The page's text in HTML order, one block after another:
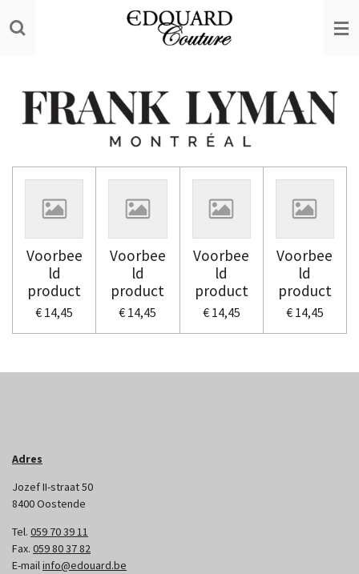
direct
hoofdinhoud
Voorbee
ld
product
€ 14,45
Voorbee
ld
product
€ 14,45
Voorbee
ld
product
€ 14,45
Voorbee
ld
product
€ 14,45
Adres
Jozef II-straat 50
8400 Oostende
Tel. 059 70 39 11
Fax. 059 80 37 82
E-mailinfo@edouard.be